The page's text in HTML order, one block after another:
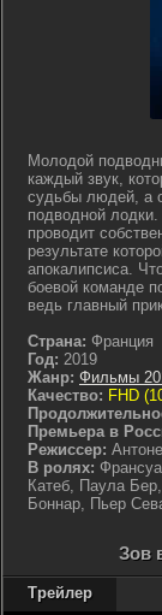
Молодой
каждый звук,
судьбы людей, а
подводной
проводит
результате
апокалипсиса.
боевой команде
ведь главный
Страна: Франция
Год: 2019
Жанр: Фильмы
Качество: FHD
Премьера в
Режиссер:
В ролях:
Катеб, Паула
Боннар, Пьер
Зов
Трейлер